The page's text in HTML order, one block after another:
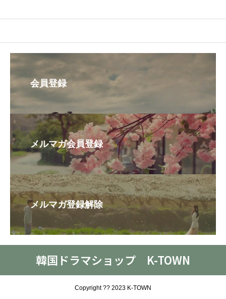
会員登録
メルマガ会員登録
メルマガ登録解除
韓国ドラマショップ K-TOWN
Copyright ?? 2023 K-TOWN